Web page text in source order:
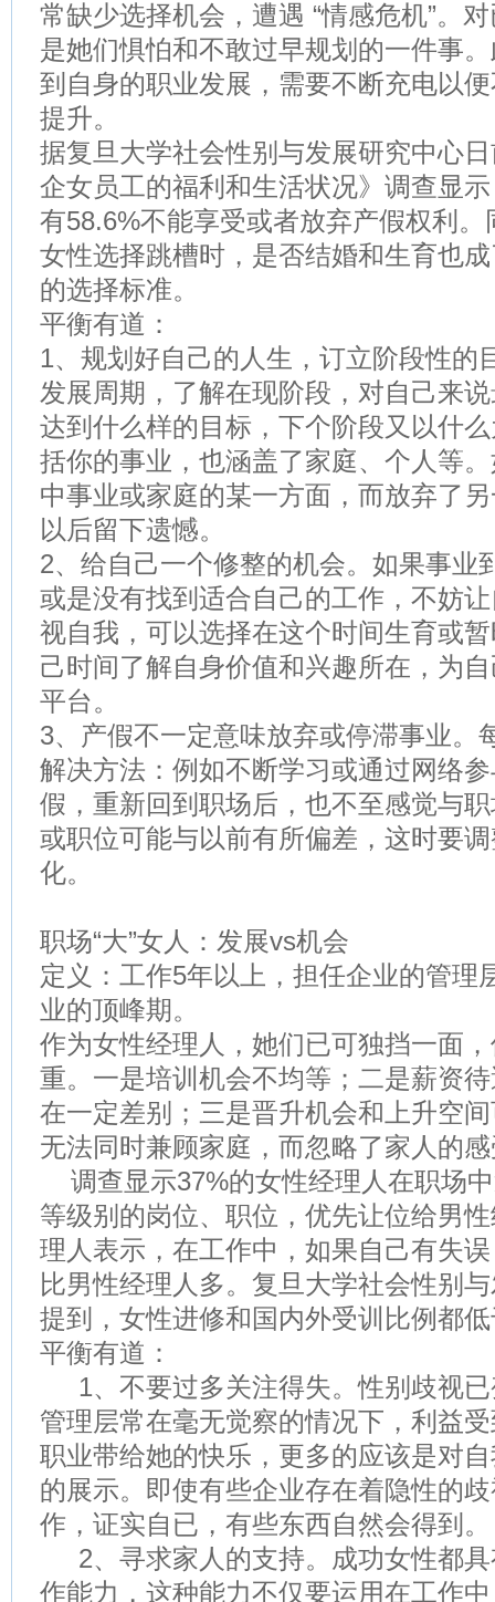
常缺少选择机会，遭遇 “情感危机”。
是她们惧怕和不敢过早规划的一件事
到自身的职业发展，需要不断充电以
提升。
据复旦大学社会性别与发展研究中心
企女员工的福利和生活状况》调查显
有58.6%不能享受或者放弃产假权利
女性选择跳槽时，是否结婚和生育也
的选择标准。
平衡有道：
1、规划好自己的人生，订立阶段性的
发展周期，了解在现阶段，对自己来
达到什么样的目标，下个阶段又以什
括你的事业，也涵盖了家庭、个人等
中事业或家庭的某一方面，而放弃了
以后留下遗憾。
2、给自己一个修整的机会。如果事业
或是没有找到适合自己的工作，不妨
视自我，可以选择在这个时间生育或
己时间了解自身价值和兴趣所在，为
平台。
3、产假不一定意味放弃或停滞事业。
解决方法：例如不断学习或通过网络
假，重新回到职场后，也不至感觉与
或职位可能与以前有所偏差，这时要
化。
职场“大”女人：发展vs机会
定义：工作5年以上，担任企业的管理
业的顶峰期。
作为女性经理人，她们已可独挡一面
重。一是培训机会不均等；二是薪资
在一定差别；三是晋升机会和上升空
无法同时兼顾家庭，而忽略了家人的
调查显示37%的女性经理人在职场
等级别的岗位、职位，优先让位给男
理人表示，在工作中，如果自己有失
比男性经理人多。复旦大学社会性别
提到，女性进修和国内外受训比例都
平衡有道：
1、不要过多关注得失。性别歧视已
管理层常在毫无觉察的情况下，利益
职业带给她的快乐，更多的应该是对
的展示。即使有些企业存在着隐性的
作，证实自已，有些东西自然会得到。
2、寻求家人的支持。成功女性都具
作能力，这种能力不仅要运用在工作